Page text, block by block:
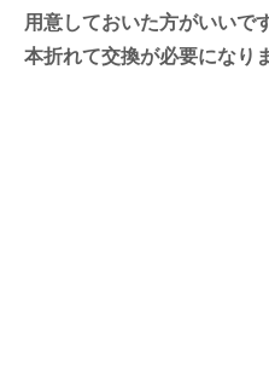
用意しておいた方がいいで
本折れて交換が必要になり